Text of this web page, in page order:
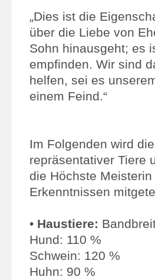
„Dies ist die
über die Liebe von
Sohn hinausgeht; es
empfinden. Wir sind
helfen, sei es
einem Feind.“
Im Folgenden wird
repräsentativer Tiere
die Höchste
Erkenntnissen
• Haustiere:
Hund: 110 %
Schwein: 120 %
Huhn: 90 %